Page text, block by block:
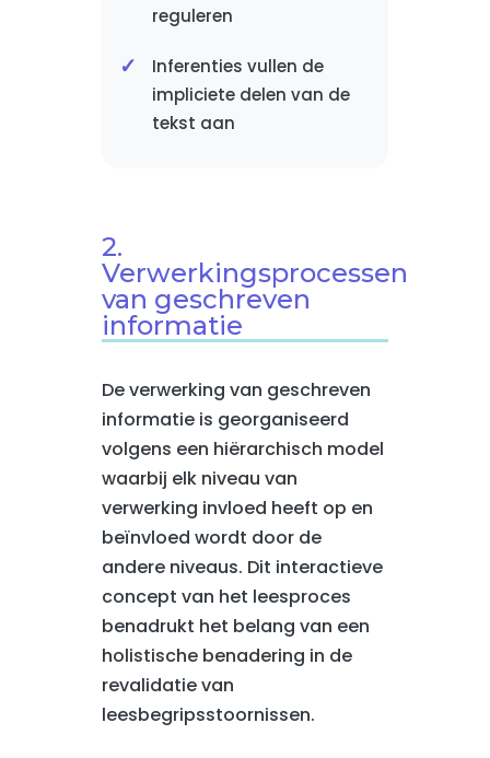
reguleren
Inferenties vullen de
impliciete delen van de
tekst aan
2.
Verwerkingsprocessen
van geschreven
informatie
De verwerking van geschreven
informatie is georganiseerd
volgens een hiërarchisch model
waarbij elk niveau van
verwerking invloed heeft op en
beïnvloed wordt door de
andere niveaus. Dit interactieve
concept van het leesproces
benadrukt het belang van een
holistische benadering in de
revalidatie van
leesbegripsstoornissen.